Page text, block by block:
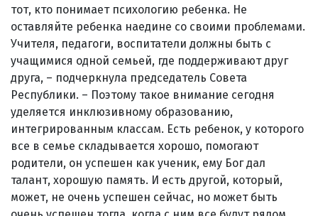
тот, кто понимает психологию ребенка. Не
оставляйте ребенка наедине со своими проблемами.
Учителя, педагоги, воспитатели должны быть с
учащимися одной семьей, где поддерживают друг
друга, – подчеркнула председатель Совета
Республики. – Поэтому такое внимание сегодня
уделяется инклюзивному образованию,
интегрированным классам. Есть ребенок, у которого
все в семье складывается хорошо, помогают
родители, он успешен как ученик, ему Бог дал
талант, хорошую память. И есть другой, который,
может, не очень успешен сейчас, но может быть